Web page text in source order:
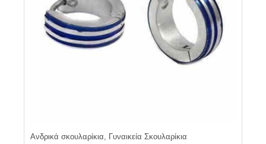
Ανδρικά σκουλαρίκια, Γυναικεία Σκουλαρίκια